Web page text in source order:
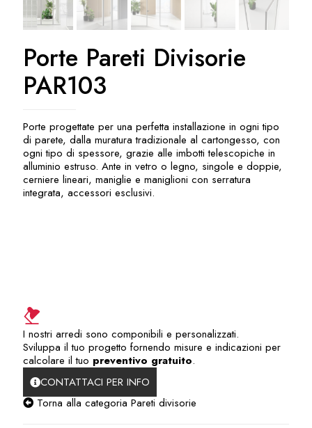
Porte Pareti Divisorie
PAR103
Porte progettate per una perfetta installazione in ogni tipo
di parete, dalla muratura tradizionale al cartongesso, con
ogni tipo di spessore, grazie alle imbotti telescopiche in
alluminio estruso. Ante in vetro o legno, singole e doppie,
cerniere lineari, maniglie e maniglioni con serratura
integrata, accessori esclusivi.
I nostri arredi sono componibili e personalizzati.
Sviluppa il tuo progetto fornendo misure e indicazioni per
calcolare il tuo preventivo gratuito.
CONTATTACI PER INFO
Torna alla categoria Pareti divisorie